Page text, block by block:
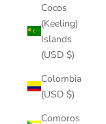
Cocos
(Keeling)
Islands
(USD $)
Colombia
(USD $)
Comoros